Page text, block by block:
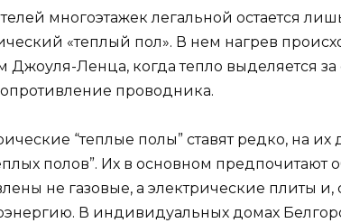
многоэтажек легальной остается
«теплый пол». В нем нагрев
Джоуля-Ленца, когда тепло выделяется
проводника.
“теплые полы” ставят редко, на
полов”. Их в основном предпочитают
не газовые, а электрические плиты
В индивидуальных домах